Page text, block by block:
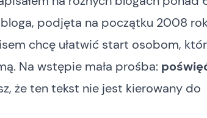
podjęta na początku 2008
chcę ułatwić start osobom,
Na wstępie mała prośba:
że ten tekst nie jest kierowany do